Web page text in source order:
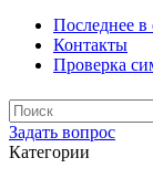
Последнее в
Контакты
Проверка
Задать вопрос
Категории